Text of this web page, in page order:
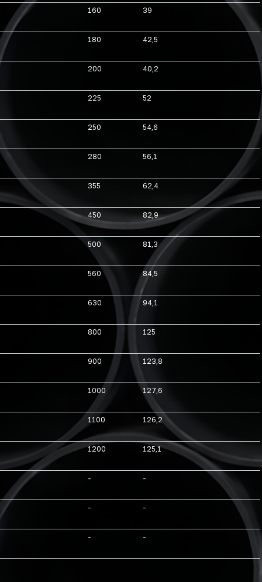
160 39
180 42,5
200 40,2
225 52
250 54,6
280 56,1
355 62,4
450 82,9
500 81,3
560 84,5
630 94,1
800 125
900 123,8
1000 127,6
1100 126,2
1200 125,1
- -
- -
- -